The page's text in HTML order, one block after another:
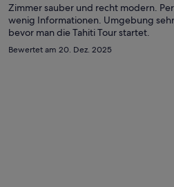
Zimmer sauber und recht modern.
wenig Informationen. Umgebung
bevor man die Tahiti Tour startet.
Bewertet am 20. Dez. 2025